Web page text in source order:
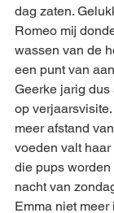
dag zaten.
Romeo mij
wassen van de
een punt van
Geerke jarig dus
op
meer afstand
voeden valt
die pups worden
nacht van
Emma niet